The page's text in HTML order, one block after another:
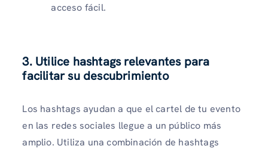
acceso fácil.
3. Utilice hashtags relevantes para
facilitar su descubrimiento
Los hashtags ayudan a que el cartel de tu evento
en las redes sociales llegue a un público más
amplio. Utiliza una combinación de hashtags